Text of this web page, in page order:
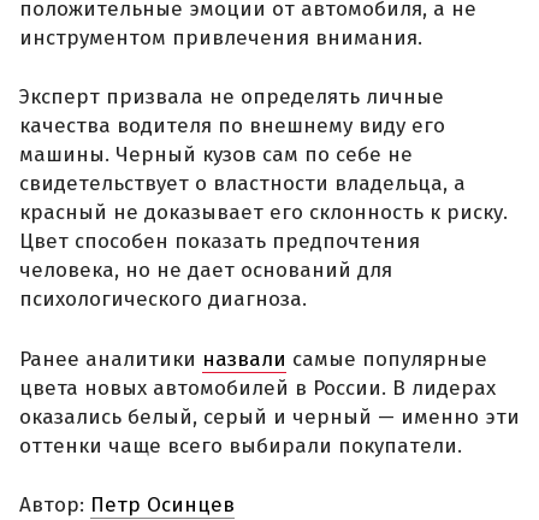
положительные эмоции от автомобиля, а не
инструментом привлечения внимания.
Эксперт призвала не определять личные
качества водителя по внешнему виду его
машины. Черный кузов сам по себе не
свидетельствует о властности владельца, а
красный не доказывает его склонность к риску.
Цвет способен показать предпочтения
человека, но не дает оснований для
психологического диагноза.
Ранее аналитики назвали самые популярные
цвета новых автомобилей в России. В лидерах
оказались белый, серый и черный — именно эти
оттенки чаще всего выбирали покупатели.
Автор: Петр Осинцев